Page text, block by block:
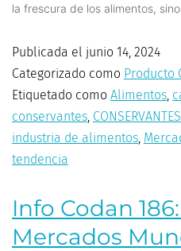
la frescura de los alimentos,
Publicada el junio 14, 2024
Categorizado como Producto
Etiquetado como Alimentos
conservantes
industria de alimentos
tendencia
Info Codan
Mercados